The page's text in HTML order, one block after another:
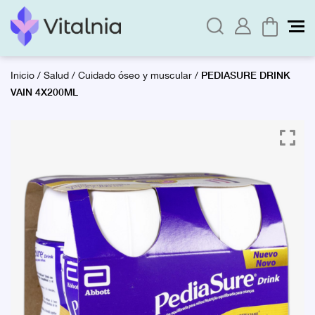
Inicio/Salud/Cuidado óseo y muscular/ PEDIASURE DRINK
VAIN 4X200ML